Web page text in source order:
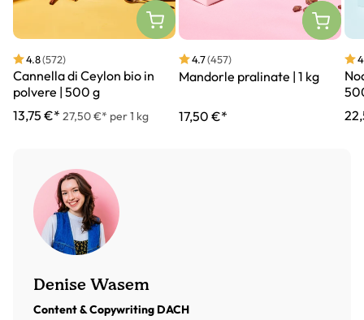
4.8(572)
Cannella di Ceylon bio in
polvere | 500 g
13,75 €* 27,50 €* per 1 kg
4.7(457)
Mandorle pralinate | 1 kg
17,50 €*
Denise Wasem
Content & Copywriting DACH